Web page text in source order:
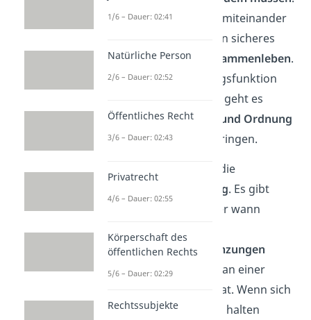
Sie hilft uns, im Einklang miteinander
zu leben und sorgt für ein sicheres
und vorhersehbares
Zusammenleben.
Ebenso wie die Erziehungsfunktion
leitet sie uns an, nur hier geht es
primär darum,Struktur und Ordnung
in unser aller Leben zu bringen.
Nehmen wir als Beispiel die
Straßenverkehrsordnung. Es gibt
klare Regeln darüber, wer wann
fahren darf, welche
Geschwindigkeitsbegrenzungen
gelten und wie man sich an einer
Kreuzung zu verhalten hat. Wenn sich
niemand an diese Regeln halten
1/6 – Dauer: 02:41
Natürliche Person
2/6 – Dauer: 02:52
Öffentliches Recht
3/6 – Dauer: 02:43
Privatrecht
4/6 – Dauer: 02:55
Körperschaft des
öffentlichen Rechts
5/6 – Dauer: 02:29
Rechtssubjekte